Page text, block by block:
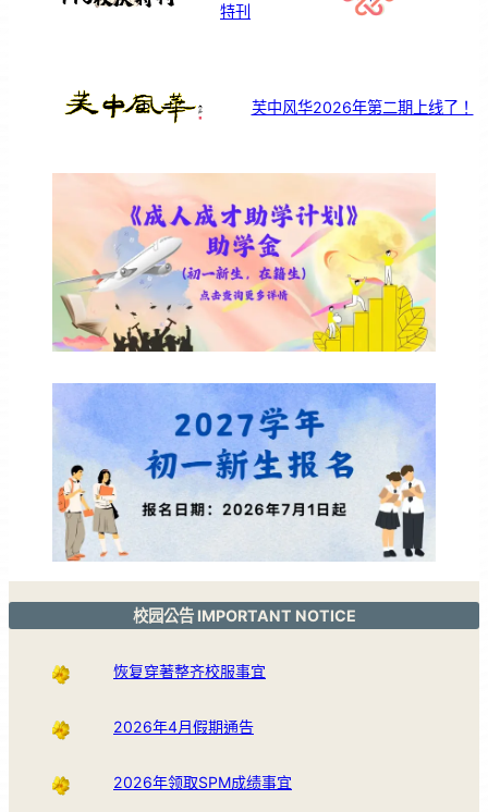
特刊
芙中风华2026年第二期上线了！
校园公告 IMPORTANT NOTICE
恢复穿著整齐校服事宜
2026年4月假期通告
2026年领取SPM成绩事宜